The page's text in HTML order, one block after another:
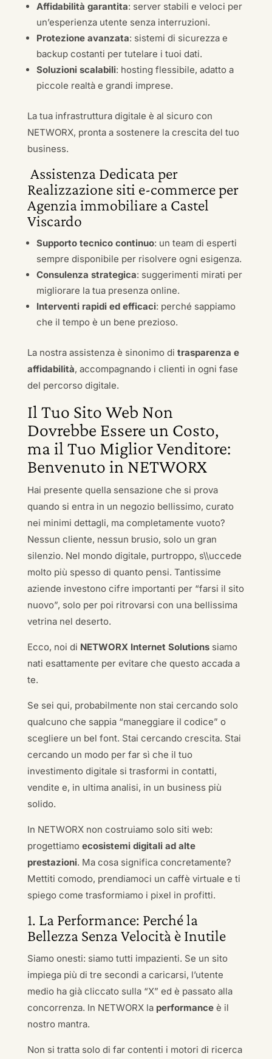
Affidabilità garantita: server stabili e veloci per
un’esperienza utente senza interruzioni.
Protezione avanzata: sistemi di sicurezza e
backup costanti per tutelare i tuoi dati.
Soluzioni scalabili: hosting flessibile, adatto a
piccole realtà e grandi imprese.
La tua infrastruttura digitale è al sicuro con
NETWORX, pronta a sostenere la crescita del tuo
business.
Assistenza Dedicata per
Realizzazione siti e-commerce per
Agenzia immobiliare a Castel
Viscardo
Supporto tecnico continuo: un team di esperti
sempre disponibile per risolvere ogni esigenza.
Consulenza strategica: suggerimenti mirati per
migliorare la tua presenza online.
Interventi rapidi ed efficaci: perché sappiamo
che il tempo è un bene prezioso.
La nostra assistenza è sinonimo di trasparenza e
affidabilità, accompagnando i clienti in ogni fase
del percorso digitale.
Il Tuo Sito Web Non
Dovrebbe Essere un Costo,
ma il Tuo Miglior Venditore:
Benvenuto in NETWORX
Hai presente quella sensazione che si prova
quando si entra in un negozio bellissimo, curato
nei minimi dettagli, ma completamente vuoto?
Nessun cliente, nessun brusio, solo un gran
silenzio. Nel mondo digitale, purtroppo, s\\uccede
molto più spesso di quanto pensi. Tantissime
aziende investono cifre importanti per “farsi il sito
nuovo”, solo per poi ritrovarsi con una bellissima
vetrina nel deserto.
Ecco, noi di NETWORX Internet Solutionssiamo
nati esattamente per evitare che questo accada a
te.
Se sei qui, probabilmente non stai cercando solo
qualcuno che sappia “maneggiare il codice” o
scegliere un bel font. Stai cercando crescita. Stai
cercando un modo per far sì che il tuo
investimento digitale si trasformi in contatti,
vendite e, in ultima analisi, in un business più
solido.
In NETWORX non costruiamo solo siti web:
progettiamo ecosistemi digitali ad alte
prestazioni. Ma cosa significa concretamente?
Mettiti comodo, prendiamoci un caffè virtuale e ti
spiego come trasformiamo i pixel in profitti.
1. La Performance: Perché la
Bellezza Senza Velocità è Inutile
Siamo onesti: siamo tutti impazienti. Se un sito
impiega più di tre secondi a caricarsi, l’utente
medio ha già cliccato sulla “X” ed è passato alla
concorrenza. In NETWORX la performanceè il
nostro mantra.
Non si tratta solo di far contenti i motori di ricerca